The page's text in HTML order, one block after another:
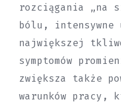
rozciągania „na
bólu, intensywne
największej
symptomów
zwiększa także
warunków pracy,